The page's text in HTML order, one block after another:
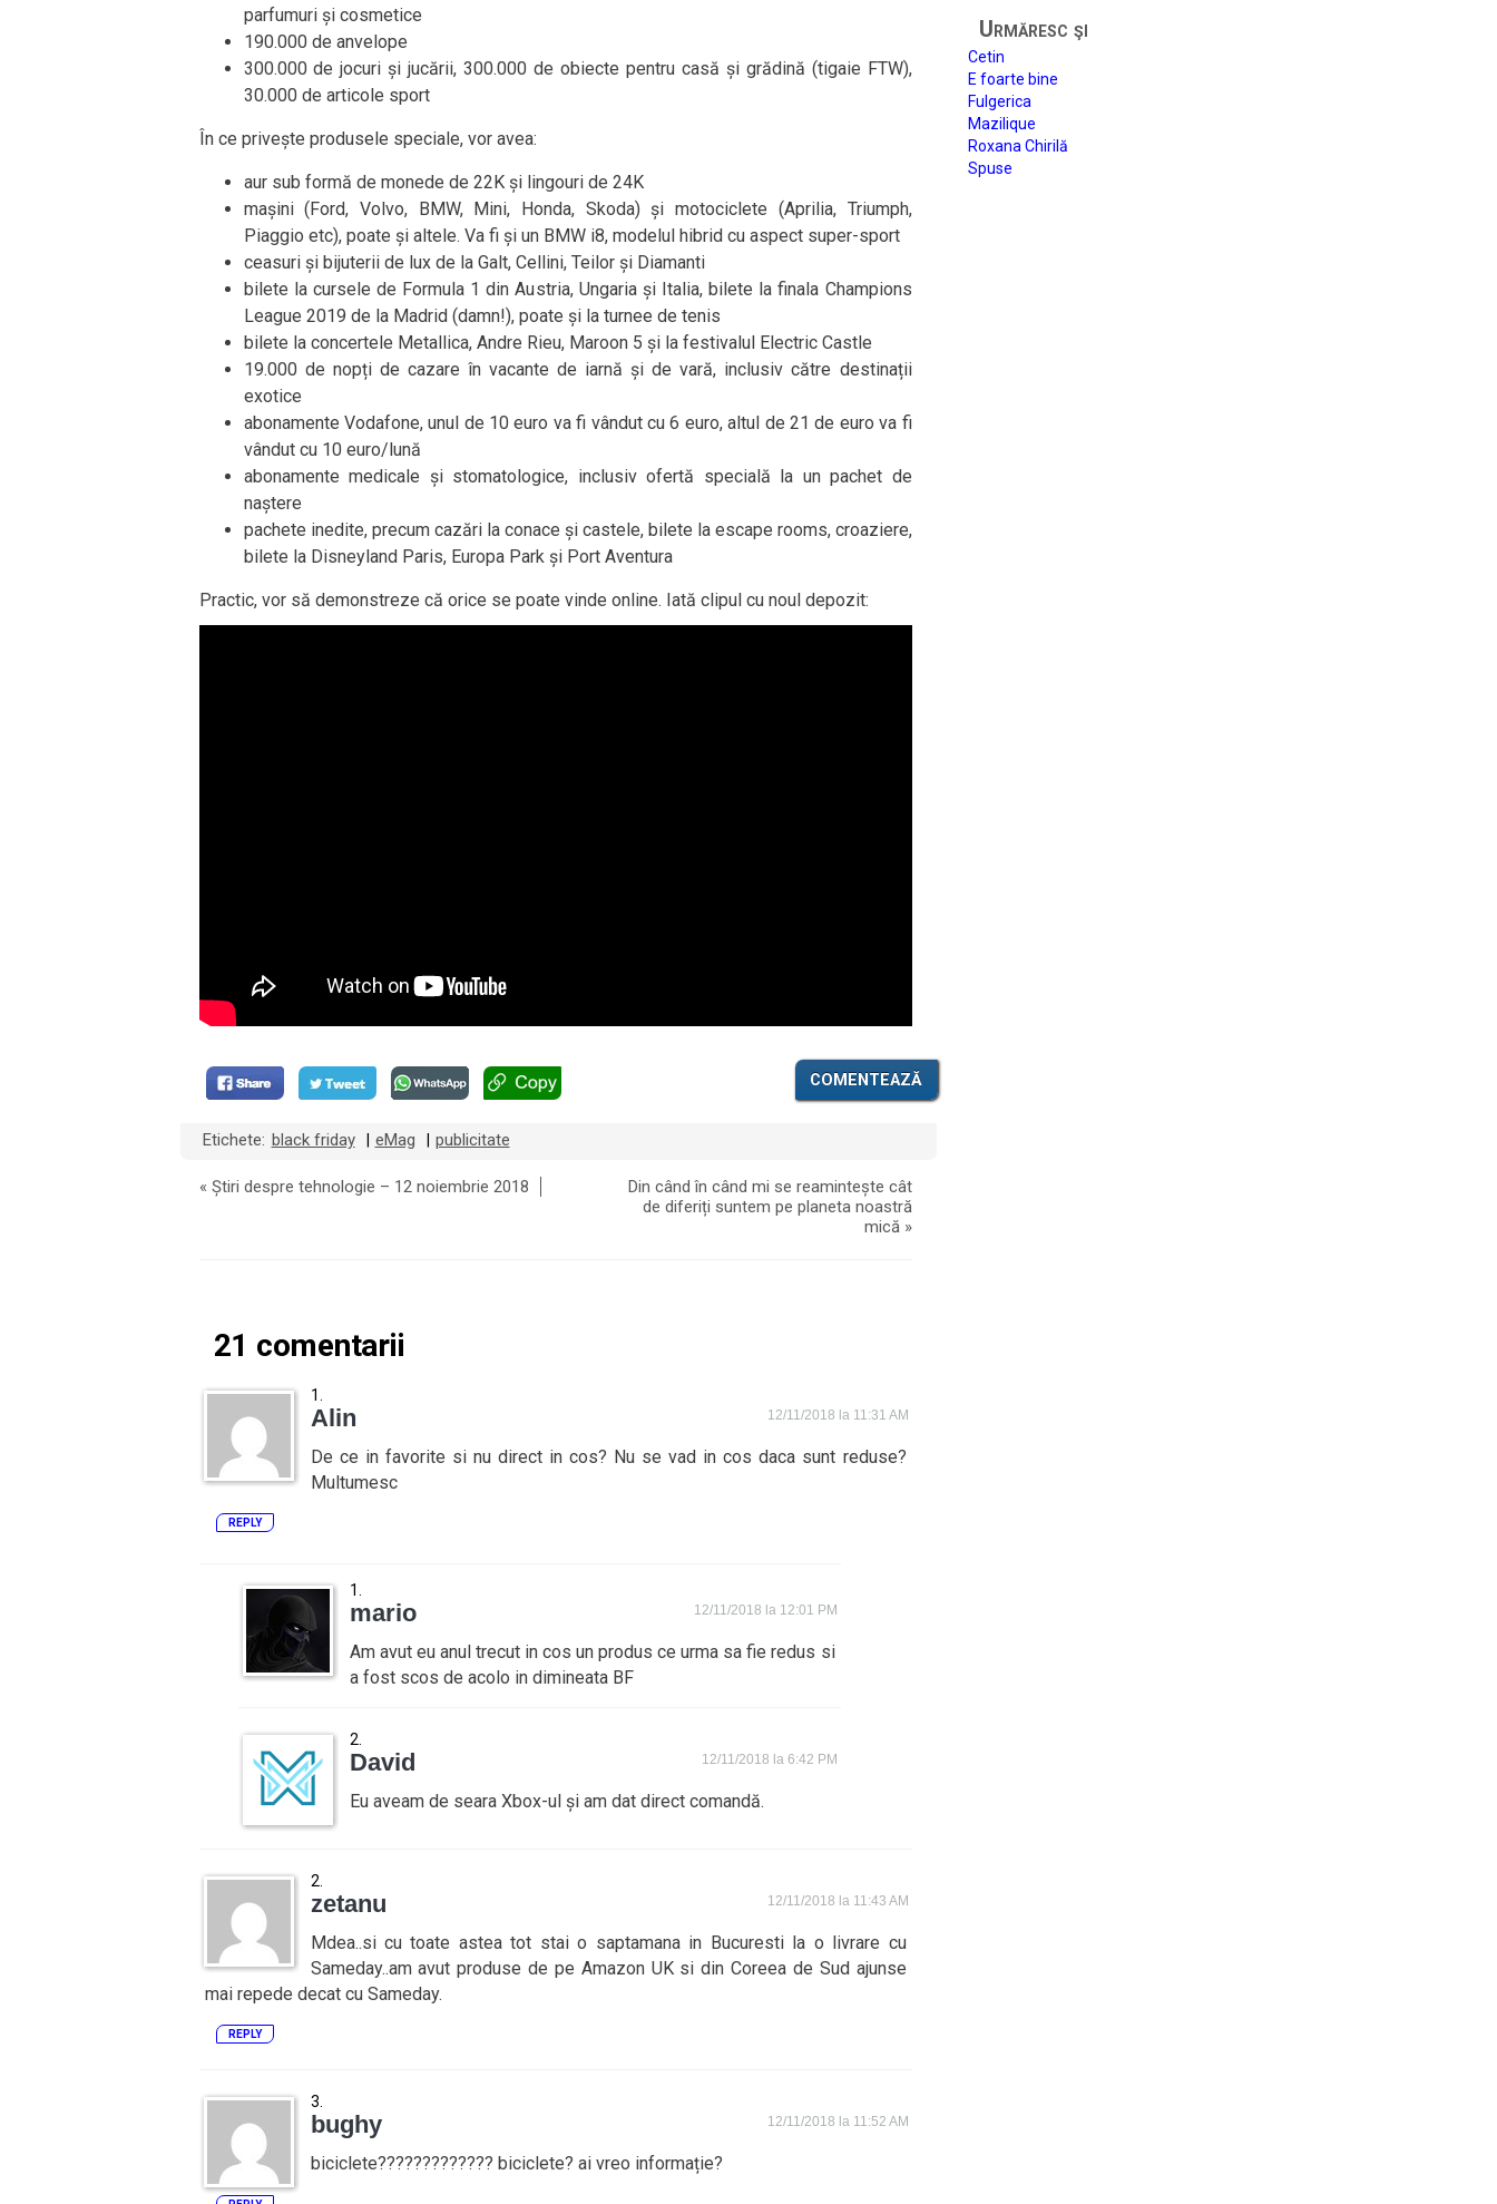
parfumuri și cosmetice
190.000 de anvelope
300.000 de jocuri și jucării, 300.000 de obiecte pentru casă și grădină (tigaie FTW),
30.000 de articole sport
În ce privește produsele speciale, vor avea:
aur sub formă de monede de 22K și lingouri de 24K
mașini (Ford, Volvo, BMW, Mini, Honda, Skoda) și motociclete (Aprilia, Triumph,
Piaggio etc), poate și altele. Va fi și un BMW i8, modelul hibrid cu aspect super-sport
ceasuri și bijuterii de lux de la Galt, Cellini, Teilor și Diamanti
bilete la cursele de Formula 1 din Austria, Ungaria și Italia, bilete la finala Champions
League 2019 de la Madrid (damn!), poate și la turnee de tenis
bilete la concertele Metallica, Andre Rieu, Maroon 5 și la festivalul Electric Castle
19.000 de nopți de cazare în vacante de iarnă și de vară, inclusiv către destinații
exotice
abonamente Vodafone, unul de 10 euro va fi vândut cu 6 euro, altul de 21 de euro va fi
vândut cu 10 euro/lună
abonamente medicale și stomatologice, inclusiv ofertă specială la un pachet de
naștere
pachete inedite, precum cazări la conace și castele, bilete la escape rooms, croaziere,
bilete la Disneyland Paris, Europa Park și Port Aventura
Practic, vor să demonstreze că orice se poate vinde online. Iată clipul cu noul depozit:
COMENTEAZĂ
Etichete: black friday eMag publicitate
« Știri despre tehnologie – 12 noiembrie 2018
Din când în când mi se reamintește cât
de diferiți suntem pe planeta noastră
mică»
21 comentarii
Alin 12/11/2018 la 11:31 AM
De ce in favorite si nu direct in cos? Nu se vad in cos daca sunt reduse?
Multumesc
REPLY
mario 12/11/2018 la 12:01 PM
Am avut eu anul trecut in cos un produs ce urma sa fie redus si
a fost scos de acolo in dimineata BF
David 12/11/2018 la 6:42 PM
Eu aveam de seara Xbox-ul și am dat direct comandă.
zetanu 12/11/2018 la 11:43 AM
Mdea..si cu toate astea tot stai o saptamana in Bucuresti la o livrare cu
Sameday..am avut produse de pe Amazon UK si din Coreea de Sud ajunse
mai repede decat cu Sameday.
REPLY
bughy 12/11/2018 la 11:52 AM
biciclete????????????? biciclete? ai vreo informație?
Urmăresc şi
Cetin
E foarte bine
Fulgerica
Mazilique
Roxana Chirilă
Spuse